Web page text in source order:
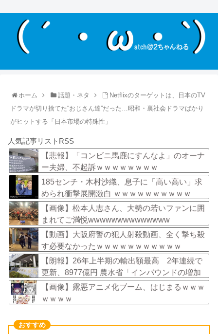
ホーム 話題・ネタ
Netflixのターゲットは、日本のTV
ドラマが切り捨てた“おじさん達”だった…昭和・裏社会ドラマばかり
がヒットする「日本市場の特殊性」
人気記事リストRSS
【悲報】「コンビニ馬鹿にすんなよ」のオーナ
ー夫婦、不起訴ｗｗｗｗｗｗｗｗ
185センチ・木村沙織、息子に「高い高い」求
められ衝撃展開激白 ｗｗｗｗｗｗｗｗｗｗ
【画像】松本人志さん、大勢の若いファンに囲
まれてご満悦wwwwwwwwwwwwww
【動画】大阪府警の犯人射殺動画、全く撃ち殺
す必要なかったｗｗｗｗｗｗｗｗｗｗｗ
【朗報】26年上半期の輸出額最高 2年連続で
更新、8977億円 農水省「インバウンドの増加
に伴い、日本食の認知度が向上」
【画像】露悪アニメ化ブーム、はじまるｗｗｗ
ｗｗｗｗ